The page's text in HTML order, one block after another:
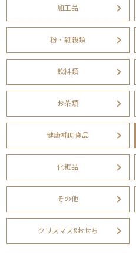
加工品
粉・雑穀類
飲料類
お茶類
健康補助食品
化粧品
その他
クリスマス&おせち